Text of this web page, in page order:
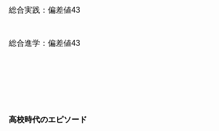
総合実践：偏差値43
総合進学：偏差値43
高校時代のエピソード